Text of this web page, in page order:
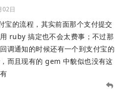
02日
宝的流程，其实前面那个支付提交
ruby 搞定也不会太费事；不过那
调通知的时候还有一个到支付宝的
而且现有的 gem 中貌似也没有这